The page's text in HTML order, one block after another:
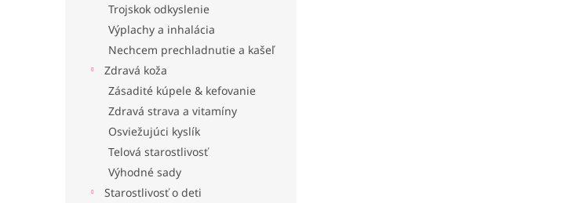
Trojskok odkyslenie
Výplachy a inhalácia
Nechcem prechladnutie a kašeľ
Zdravá koža
Zásadité kúpele & kefovanie
Zdravá strava a vitamíny
Osviežujúci kyslík
Telová starostlivosť
Výhodné sady
Starostlivosť o deti